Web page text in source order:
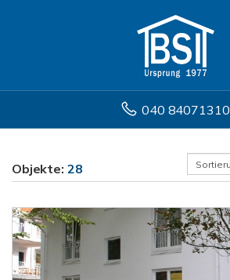
040 84071310
Objekte: 28